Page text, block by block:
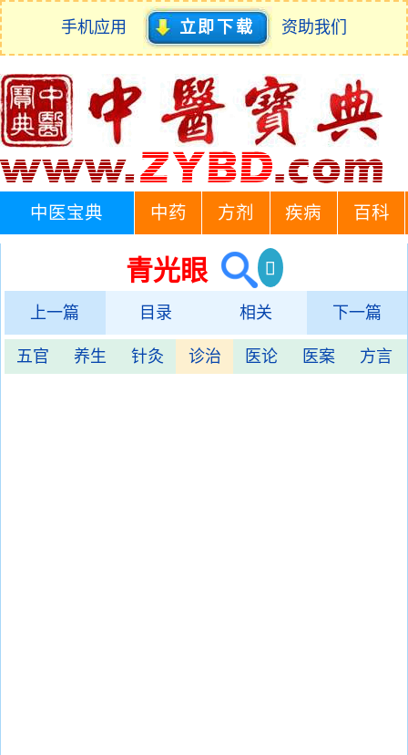
手机应用 立即下载 资助我们
中医宝典 中药 方剂 疾病 百科
青光眼
上一篇 目录 相关 下一篇
五官 养生 针灸 诊治 医论 医案 方言